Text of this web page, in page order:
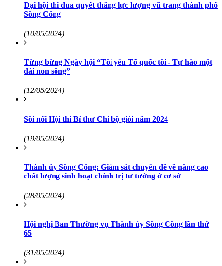
Đại hội thi đua quyết thắng lực lượng vũ trang thành phố
Sông Công
(10/05/2024)
Từng bừng Ngày hội “Tôi yêu Tổ quốc tôi - Tự hào một
dải non sông”
(12/05/2024)
Sôi nổi Hội thi Bí thư Chi bộ giỏi năm 2024
(19/05/2024)
Thành ủy Sông Công: Giám sát chuyên đề về nâng cao
chất lượng sinh hoạt chính trị tư tưởng ở cơ sở
(28/05/2024)
Hội nghị Ban Thường vụ Thành ủy Sông Công lần thứ
65
(31/05/2024)